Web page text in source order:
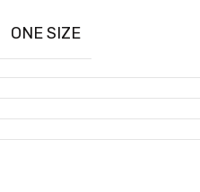
ONE SIZE